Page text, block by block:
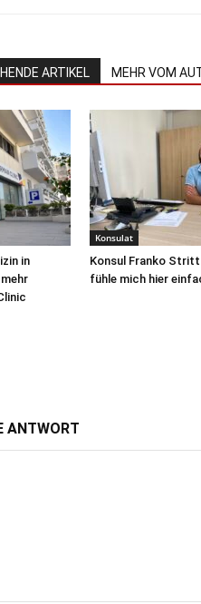
ARTIKEL MEHR VOM
in
Konsulat
Konsul Franko Stritt
fühle mich hier
ANTWORT